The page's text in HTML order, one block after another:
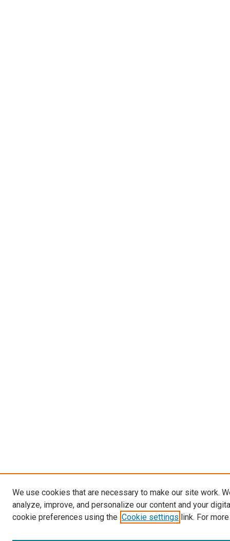
We use cookies that are necessary to make our site work.
analyze, improve, and personalize our content and your
cookie preferences using the Cookie settings link. For